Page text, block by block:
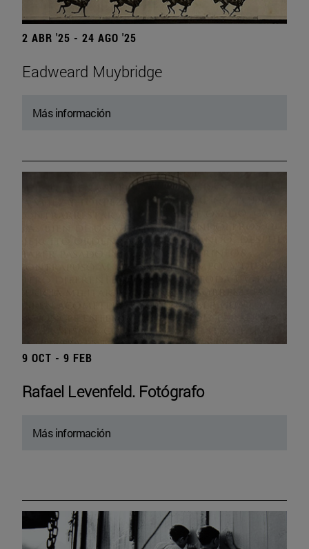
2 ABR '25 - 24 AGO '25
Eadweard Muybridge
Más información
9 OCT - 9 FEB
Rafael Levenfeld. Fotógrafo
Más información